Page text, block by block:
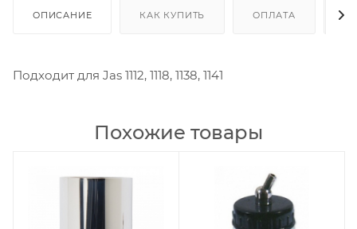
ОПИСАНИЕ КАК КУПИТЬ ОПЛАТА
Подходит для Jas 1112, 1118, 1138, 1141
Похожие товары